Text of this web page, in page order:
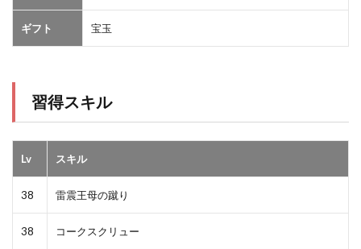
ギフト 宝玉
習得スキル
Lv スキル
38 雷震王母の蹴り
38 コークスクリュー